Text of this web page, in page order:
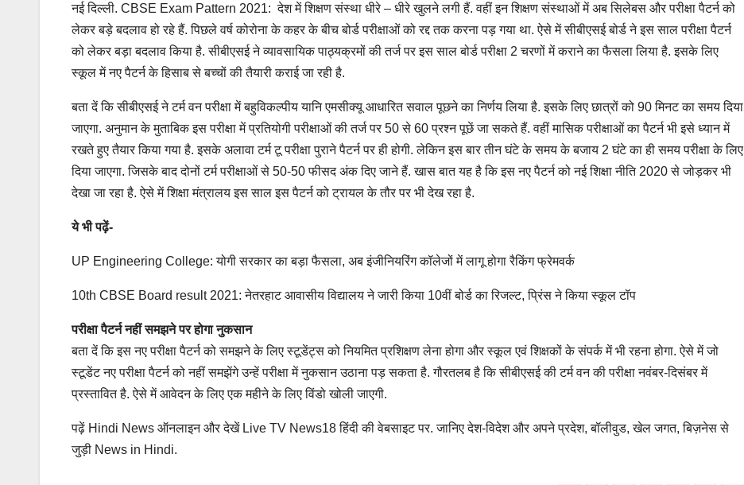
नई दिल्ली. CBSE Exam Pattern 2021: देश में शिक्षण संस्था धीरे – धीरे खुलने लगी हैं. वहीं इन शिक्षण संस्थाओं में अब सिलेबस और परीक्षा पैटर्न को
लेकर बड़े बदलाव हो रहे हैं. पिछले वर्ष कोरोना के कहर के बीच बोर्ड परीक्षाओं को रद्द तक करना पड़ गया था. ऐसे में सीबीएसई बोर्ड ने इस साल परीक्षा पैटर्न
को लेकर बड़ा बदलाव किया है. सीबीएसई ने व्यावसायिक पाठ्यक्रमों की तर्ज पर इस साल बोर्ड परीक्षा 2 चरणों में कराने का फैसला लिया है. इसके लिए
स्कूल में नए पैटर्न के हिसाब से बच्चों की तैयारी कराई जा रही है.
बता दें कि सीबीएसई ने टर्म वन परीक्षा में बहुविकल्पीय यानि एमसीक्यू आधारित सवाल पूछने का निर्णय लिया है. इसके लिए छात्रों को 90 मिनट का समय दिया
जाएगा. अनुमान के मुताबिक इस परीक्षा में प्रतियोगी परीक्षाओं की तर्ज पर 50 से 60 प्रश्न पूछें जा सकते हैं. वहीं मासिक परीक्षाओं का पैटर्न भी इसे ध्यान में
रखते हुए तैयार किया गया है. इसके अलावा टर्म टू परीक्षा पुराने पैटर्न पर ही होगी. लेकिन इस बार तीन घंटे के समय के बजाय 2 घंटे का ही समय परीक्षा के लिए
दिया जाएगा. जिसके बाद दोनों टर्म परीक्षाओं से 50-50 फीसद अंक दिए जाने हैं. खास बात यह है कि इस नए पैटर्न को नई शिक्षा नीति 2020 से जोड़कर भी
देखा जा रहा है. ऐसे में शिक्षा मंत्रालय इस साल इस पैटर्न को ट्रायल के तौर पर भी देख रहा है.
ये भी पढ़ें-
UP Engineering College: योगी सरकार का बड़ा फैसला, अब इंजीनियरिंग कॉलेजों में लागू होगा रैकिंग फ्रेमवर्क
10th CBSE Board result 2021: नेतरहाट आवासीय विद्यालय ने जारी किया 10वीं बोर्ड का रिजल्ट, प्रिंस ने किया स्कूल टॉप
परीक्षा पैटर्न नहीं समझने पर होगा नुकसान
बता दें कि इस नए परीक्षा पैटर्न को समझने के लिए स्टूडेंट्स को नियमित प्रशिक्षण लेना होगा और स्कूल एवं शिक्षकों के संपर्क में भी रहना होगा. ऐसे में जो
स्टूडेंट नए परीक्षा पैटर्न को नहीं समझेंगे उन्हें परीक्षा में नुकसान उठाना पड़ सकता है. गौरतलब है कि सीबीएसई की टर्म वन की परीक्षा नवंबर-दिसंबर में
प्रस्तावित है. ऐसे में आवेदन के लिए एक महीने के लिए विंडो खोली जाएगी.
पढ़ें Hindi News ऑनलाइन और देखें Live TV News18 हिंदी की वेबसाइट पर. जानिए देश-विदेश और अपने प्रदेश, बॉलीवुड, खेल जगत, बिज़नेस से
जुड़ी News in Hindi.